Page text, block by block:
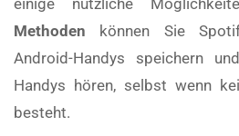
einige nützliche
Methoden können Sie
Android-Handys speichern
Handys hören, selbst wenn
besteht.